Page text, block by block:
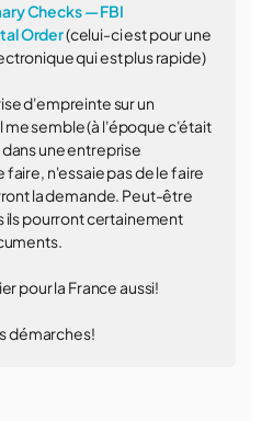
Checks — FBI
Order(celui-ci est pour une
qui est plus rapide)
d'empreinte sur un
me semble (à l'époque c'était
une entreprise
n'essaie pas de le faire
la demande. Peut-être
ils pourront certainement
pour la France aussi!
démarches!